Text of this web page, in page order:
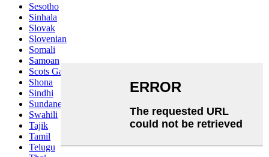
Sesotho
Sinhala
Slovak
Slovenian
Somali
Samoan
Scots Gaelic
Shona
Sindhi
Sundanese
Swahili
Tajik
Tamil
Telugu